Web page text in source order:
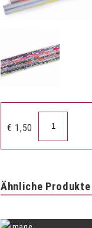
€ 1,50
Farbe
Ähnliche Produkte